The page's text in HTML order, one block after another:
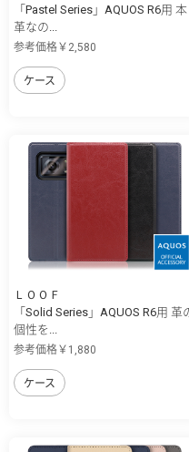
「Pastel Series」AQUOS R6用 本
革なの...
参考価格￥2,580
ケース
ＬＯＯＦ
「Solid Series」AQUOS R6用 革
個性を...
参考価格￥1,880
ケース